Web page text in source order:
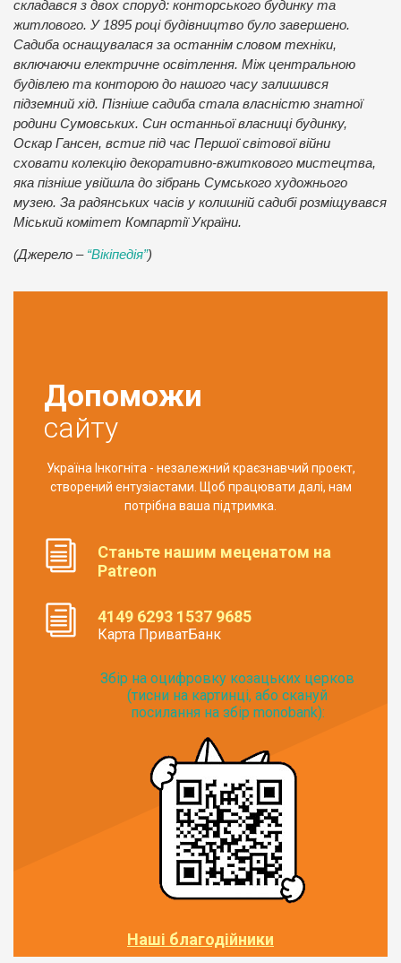
складався з двох споруд: конторського будинку та
житлового. У 1895 році будівництво було завершено.
Садиба оснащувалася за останнім словом техніки,
включаючи електричне освітлення. Між центральною
будівлею та конторою до нашого часу залишився
підземний хід. Пізніше садиба стала власністю знатної
родини Сумовських. Син останньої власниці будинку,
Оскар Гансен, встиг під час Першої світової війни
сховати колекцію декоративно-вжиткового мистецтва,
яка пізніше увійшла до зібрань Сумського художнього
музею. За радянських часів у колишній садибі розміщувався
Міський комітет Компартії України.
(Джерело –“Вікіпедія”)
Допоможи
сайту
Україна Інкогніта - незалежний краєзнавчий проект,
створений ентузіастами. Щоб працювати далі, нам
потрібна ваша підтримка.
Станьте нашим меценатом на
Patreon
4149 6293 1537 9685
Карта ПриватБанк
Збір на оцифровку козацьких церков
(тисни на картинці, або скануй
посилання на збір monobank):
Наші благодійники